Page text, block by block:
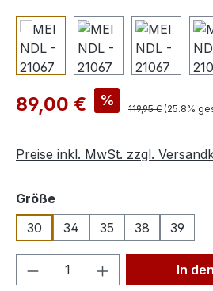
Verkaufspreis:
89,00 € % Regulärer Preis:
119,95 € (25.8%
Preise inkl. MwSt. zzgl.
Größeauswählen
30
34 35 38 39
Produkt Anzahl: Gib
In